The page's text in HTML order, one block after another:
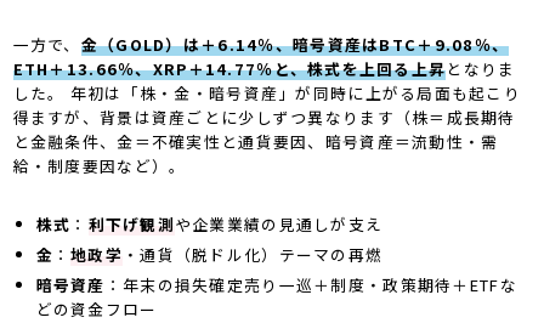
一方で、 金（GOLD）は＋6.14％、暗号資産はBTC＋9.08％、
ETH＋13.66％、XRP＋14.77％と、株式を上回る上昇となりま
した。 年初は「株・金・暗号資産」が同時に上がる局面も起こり
得ますが、背景は資産ごとに少しずつ異なります（株＝成長期待
と金融条件、金＝不確実性と通貨要因、暗号資産＝流動性・需
給・制度要因など）。
株式 ： 利下げ観測や企業業績の見通しが支え
金 ：地政学 ・通貨（脱ドル化）テーマの再燃
暗号資産 ：年末の損失確定売り一巡＋制度・政策期待＋ETFな
どの資金フロー